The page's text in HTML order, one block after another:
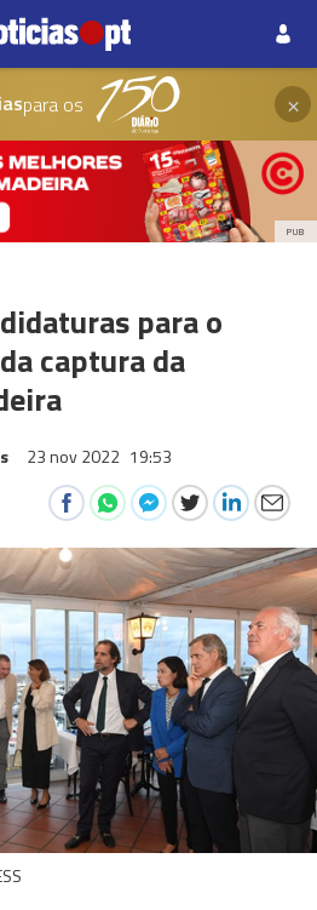
para os ×
PUB
para o
captura da
23 nov 2022 19:53